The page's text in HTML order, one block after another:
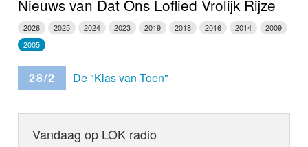
Webcam
Info
Nieuws van Dat Ons Loflied Vrolijk Rijze
2026 2025 2024 2023 2019 2018 2016 2014
2009
2005
28/2 De "Klas van Toen"
Vandaag op LOK radio